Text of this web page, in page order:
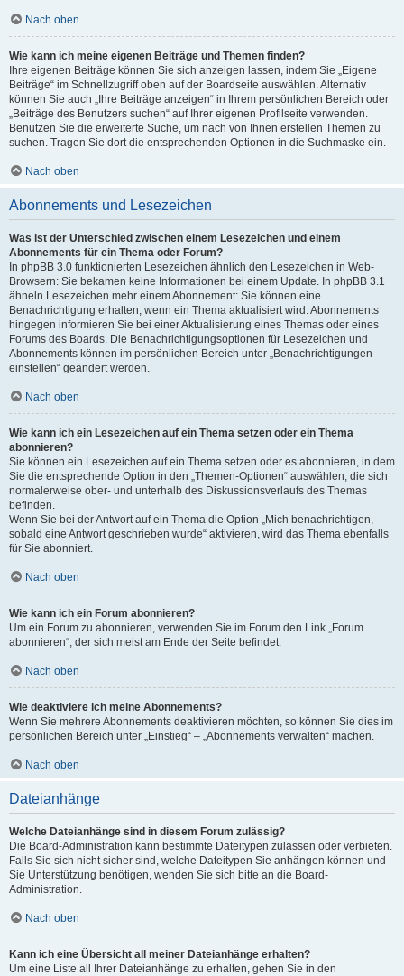
Nach oben
Wie kann ich meine eigenen Beiträge und Themen finden?
Ihre eigenen Beiträge können Sie sich anzeigen lassen, indem Sie „Eigene
Beiträge“ im Schnellzugriff oben auf der Boardseite auswählen. Alternativ
können Sie auch „Ihre Beiträge anzeigen“ in Ihrem persönlichen Bereich oder
„Beiträge des Benutzers suchen“ auf Ihrer eigenen Profilseite verwenden.
Benutzen Sie die erweiterte Suche, um nach von Ihnen erstellen Themen zu
suchen. Tragen Sie dort die entsprechenden Optionen in die Suchmaske ein.
Nach oben
Abonnements und Lesezeichen
Was ist der Unterschied zwischen einem Lesezeichen und einem
Abonnements für ein Thema oder Forum?
In phpBB 3.0 funktionierten Lesezeichen ähnlich den Lesezeichen in Web-
Browsern: Sie bekamen keine Informationen bei einem Update. In phpBB 3.1
ähneln Lesezeichen mehr einem Abonnement: Sie können eine
Benachrichtigung erhalten, wenn ein Thema aktualisiert wird. Abonnements
hingegen informieren Sie bei einer Aktualisierung eines Themas oder eines
Forums des Boards. Die Benachrichtigungsoptionen für Lesezeichen und
Abonnements können im persönlichen Bereich unter „Benachrichtigungen
einstellen“ geändert werden.
Nach oben
Wie kann ich ein Lesezeichen auf ein Thema setzen oder ein Thema
abonnieren?
Sie können ein Lesezeichen auf ein Thema setzen oder es abonnieren, in dem
Sie die entsprechende Option in den „Themen-Optionen“ auswählen, die sich
normalerweise ober- und unterhalb des Diskussionsverlaufs des Themas
befinden.
Wenn Sie bei der Antwort auf ein Thema die Option „Mich benachrichtigen,
sobald eine Antwort geschrieben wurde“ aktivieren, wird das Thema ebenfalls
für Sie abonniert.
Nach oben
Wie kann ich ein Forum abonnieren?
Um ein Forum zu abonnieren, verwenden Sie im Forum den Link „Forum
abonnieren“, der sich meist am Ende der Seite befindet.
Nach oben
Wie deaktiviere ich meine Abonnements?
Wenn Sie mehrere Abonnements deaktivieren möchten, so können Sie dies im
persönlichen Bereich unter „Einstieg“ – „Abonnements verwalten“ machen.
Nach oben
Dateianhänge
Welche Dateianhänge sind in diesem Forum zulässig?
Die Board-Administration kann bestimmte Dateitypen zulassen oder verbieten.
Falls Sie sich nicht sicher sind, welche Dateitypen Sie anhängen können und
Sie Unterstützung benötigen, wenden Sie sich bitte an die Board-
Administration.
Nach oben
Kann ich eine Übersicht all meiner Dateianhänge erhalten?
Um eine Liste all Ihrer Dateianhänge zu erhalten, gehen Sie in den